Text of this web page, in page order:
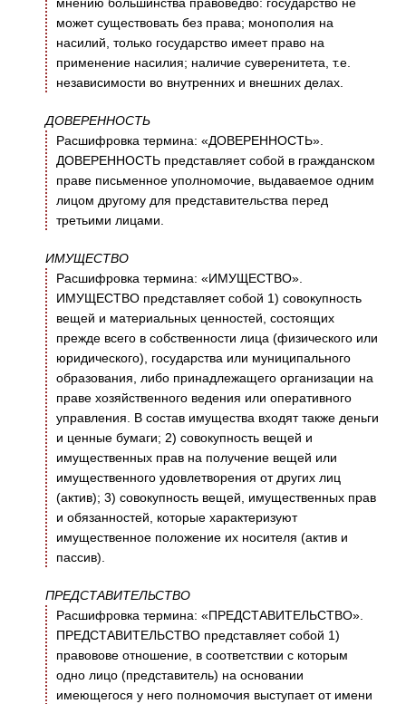
может существовать без права; монополия на
насилий, только государство имеет право на
применение насилия; наличие суверенитета, т.е.
независимости во внутренних и внешних делах.
ДОВЕРЕННОСТЬ
Расшифровка термина: «ДОВЕРЕННОСТЬ».
ДОВЕРЕННОСТЬ представляет собой в гражданском
праве письменное уполномочие, выдаваемое одним
лицом другому для представительства перед
третьими лицами.
ИМУЩЕСТВО
Расшифровка термина: «ИМУЩЕСТВО».
ИМУЩЕСТВО представляет собой 1) совокупность
вещей и материальных ценностей, состоящих
прежде всего в собственности лица (физического или
юридического), государства или муниципального
образования, либо принадлежащего организации на
праве хозяйственного ведения или оперативного
управления. В состав имущества входят также деньги
и ценные бумаги; 2) совокупность вещей и
имущественных прав на получение вещей или
имущественного удовлетворения от других лиц
(актив); 3) совокупность вещей, имущественных прав
и обязанностей, которые характеризуют
имущественное положение их носителя (актив и
пассив).
ПРЕДСТАВИТЕЛЬСТВО
Расшифровка термина: «ПРЕДСТАВИТЕЛЬСТВО».
ПРЕДСТАВИТЕЛЬСТВО представляет собой 1)
правовове отношение, в соответствии с которым
одно лицо (представитель) на основании
имеющегося у него полномочия выступает от имени